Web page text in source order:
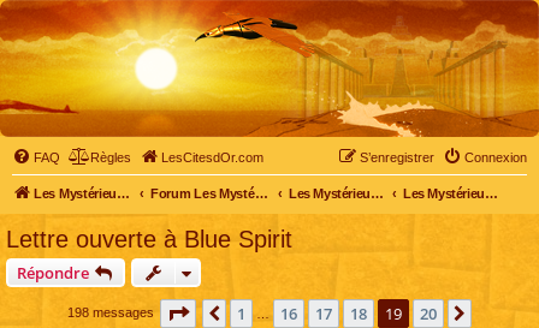
FAQ Règles LesCitesdOr.com Connexion
S’enregistrer
Les Mystérieuses Cités d'Or - LesCitesdOr.com Forum Les Mystérieuses Cités d'Or Les Mystérieuses Cités d'Or Les Mystérieuses Cités d'Or : saison 2 (2013)
Lettre ouverte à Blue Spirit
Répondre
198 messages Page 19 sur 20
Précédente
1 16 17 18 19 20 Suivante